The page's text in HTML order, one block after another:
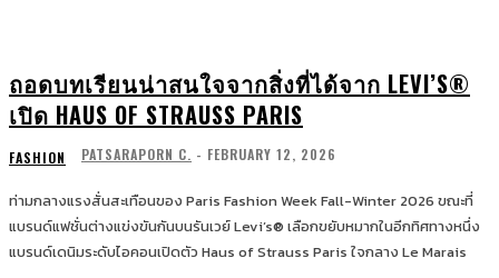
ถอดบทเรียนน่าสนใจจากสิ่งที่ได้จาก LEVI’S®
เปิด HAUS OF STRAUSS PARIS
FASHION PATSARAPORN C. - FEBRUARY 12, 2026
ท่ามกลางแรงสั่นสะเทือนของ Paris Fashion Week Fall-Winter 2026 ขณะที่
แบรนด์แฟชั่นต่างแข่งขันกันบนรันเวย์ Levi’s® เลือกขยับหมากในอีกทิศทางหนึ่ง
แบรนด์เดนิมระดับไอคอนเปิดตัว Haus of Strauss Paris ใจกลาง Le Marais